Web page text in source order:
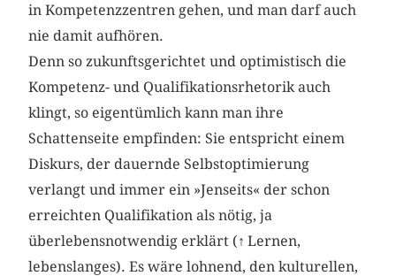
in Kompetenzzentren gehen, und man darf auch
nie damit aufhören.
Denn so zukunftsgerichtet und optimistisch die
Kompetenz- und Qualifikationsrhetorik auch
klingt, so eigentümlich kann man ihre
Schattenseite empfinden: Sie entspricht einem
Diskurs, der dauernde Selbstoptimierung
verlangt und immer ein »Jenseits« der schon
erreichten Qualifikation als nötig, ja
überlebensnotwendig erklärt (↑Lernen,
lebenslanges). Es wäre lohnend, den kulturellen,